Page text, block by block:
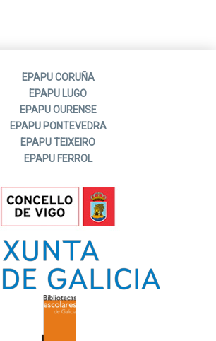
EPAPU CORUÑA
EPAPU LUGO
EPAPU OURENSE
EPAPU PONTEVEDRA
EPAPU TEIXEIRO
EPAPU FERROL